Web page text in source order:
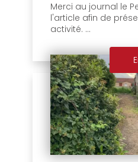
Merci au journal le
l'article afin de
activité. ...